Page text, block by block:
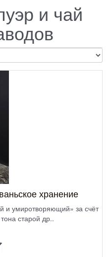
и чай
хранение
и умиротворяющий» за счёт
старой др..